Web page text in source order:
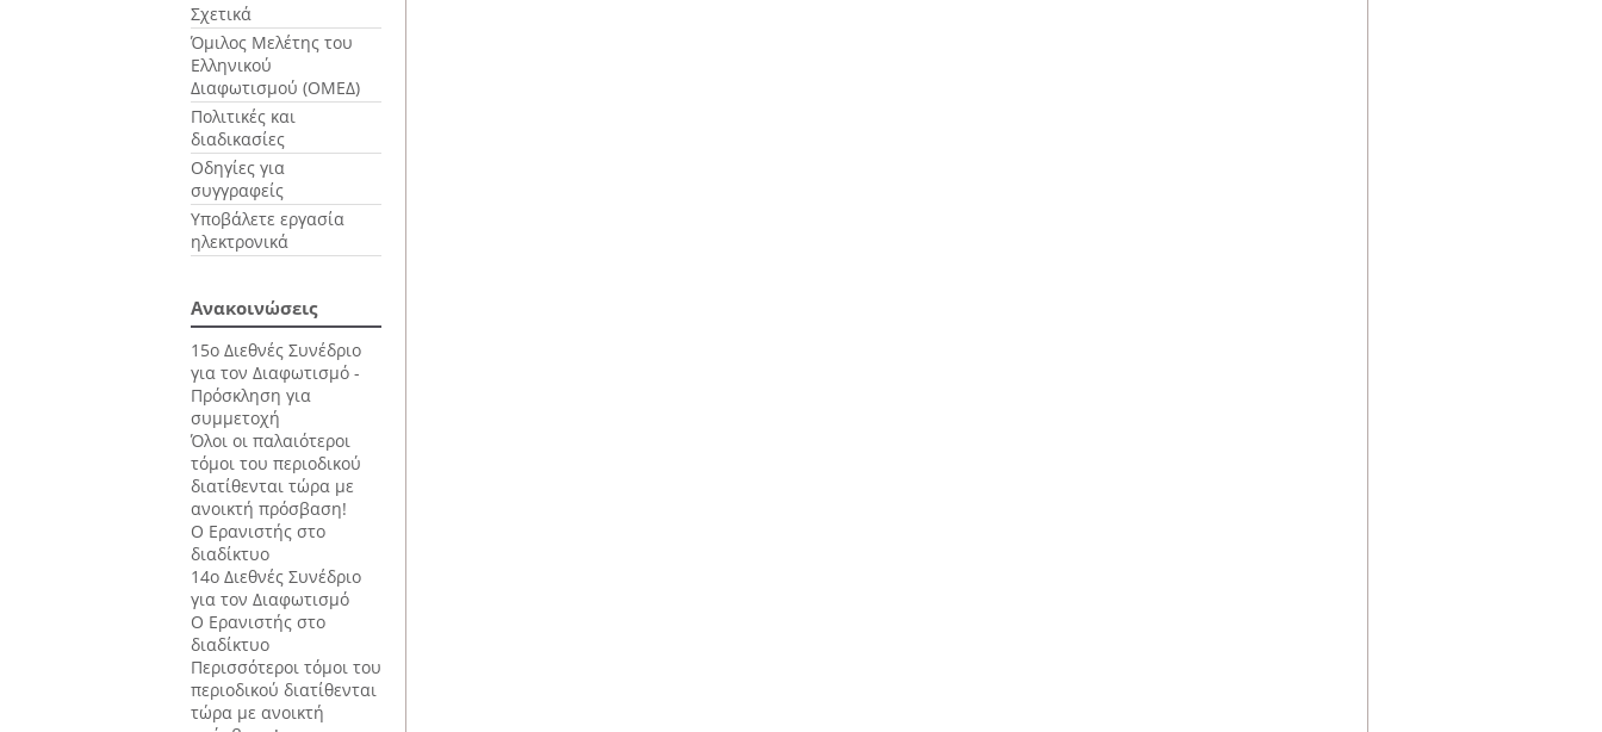
Σχετικά
Όμιλος Μελέτης του
Ελληνικού
Διαφωτισμού (ΟΜΕΔ)
Πολιτικές και
διαδικασίες
Οδηγίες για
συγγραφείς
Υποβάλετε εργασία
ηλεκτρονικά
Ανακοινώσεις
15ο Διεθνές Συνέδριο
για τον Διαφωτισμό -
Πρόσκληση για
συμμετοχή
Όλοι οι παλαιότεροι
τόμοι του περιοδικού
διατίθενται τώρα με
ανοικτή πρόσβαση!
Ο Ερανιστής στο
διαδίκτυο
14ο Διεθνές Συνέδριο
για τον Διαφωτισμό
Ο Ερανιστής στο
διαδίκτυο
Περισσότεροι τόμοι του
περιοδικού διατίθενται
τώρα με ανοικτή